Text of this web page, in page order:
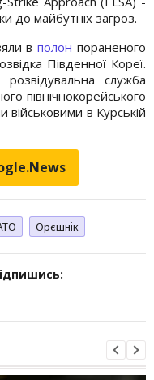
до майбутніх загроз.
вполон пораненого
Південної Кореї.
розвідувальна служба
північнокорейського
військовими в Курській
Орєшнік